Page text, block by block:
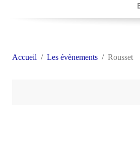
Accueil Les évènements Rousset